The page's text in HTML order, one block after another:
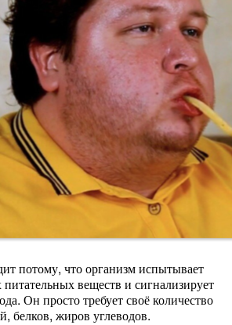
потому, что организм испытывает
веществ и сигнализирует
Он просто требует своё количество
белков, жиров углеводов.